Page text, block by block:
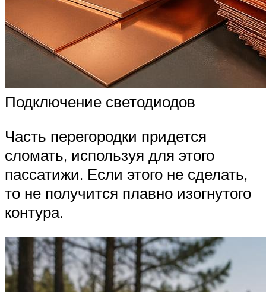
Подключение светодиодов
Часть перегородки придется
сломать, используя для этого
пассатижи. Если этого не сделать,
то не получится плавно изогнутого
контура.